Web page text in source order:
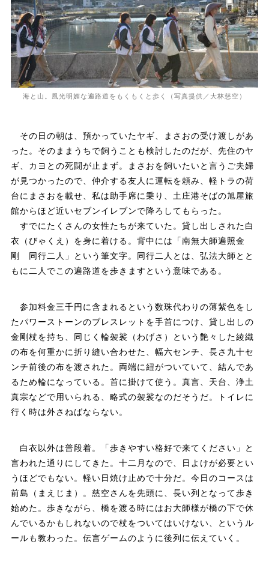
海と山。風光明媚な遍路道をもくもくと歩く（写真提供／大林慈空）
その日の朝は、預かっていたヤギ、まさおの受け渡しがあ
った。そのままうちで飼うことも検討したのだが、先住のヤ
ギ、カヨとの死闘が止まず。まさおを飼いたいと言うご夫婦
が見つかったので、仲介する友人に運転を頼み、軽トラの荷
台にまさおを載せ、私は助手席に乗り、土庄港そばの旭屋旅
館からほど近いセブンイレブンで降ろしてもらった。
すでにたくさんの女性たちが来ていた。貸し出しされた白
衣（びゃくえ）を身に着ける。背中には「南無大師遍照金
剛 同行二人」という筆文字。同行二人とは、弘法大師とと
もに二人でこの遍路道を歩きますという意味である。
参加料金三千円に含まれるという数珠代わりの薄紫色をし
たパワーストーンのブレスレットを手首につけ、貸し出しの
金剛杖を持ち、同じく輪袈裟（わげさ）という艶々した綾織
の布を何重かに折り縫い合わせた、幅六センチ、長さ九十セ
ンチ前後の布を渡された。両端に紐がついていて、結んであ
るため輪になっている。首に掛けて使う。真言、天台、浄土
真宗などで用いられる、略式の袈裟なのだそうだ。トイレに
行く時は外さねばならない。
白衣以外は普段着。「歩きやすい格好で来てください」と
言われた通りにしてきた。十二月なので、日よけが必要とい
うほどでもない。軽い日焼け止めで十分だ。今日のコースは
前島（まえじま）。慈空さんを先頭に、長い列となって歩き
始めた。歩きながら、橋を渡る時にはお大師様が橋の下で休
んでいるかもしれないので杖をついてはいけない、というル
ールも教わった。伝言ゲームのように後列に伝えていく。